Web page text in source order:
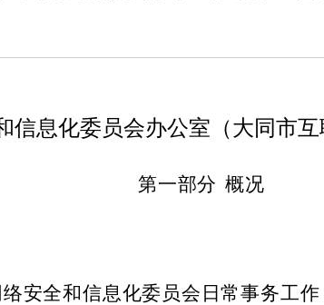
信息化委员会办公室（大同市互
第一部分 概况
络安全和信息化委员会日常事务工